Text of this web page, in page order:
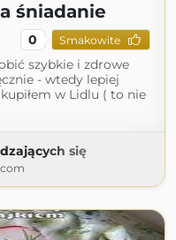
śniadanie
0 Smakowite
szybkie i zdrowe
- wtedy lepiej
w Lidlu ( to nie
się